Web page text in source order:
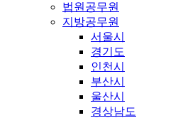
법원공무원
지방공무원
서울시
경기도
인천시
부산시
울산시
경상남도